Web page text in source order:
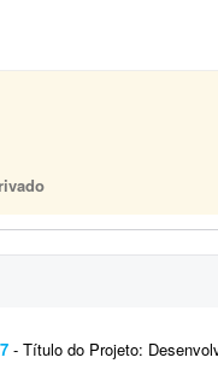
- Título do Projeto: Desenvolvedor Android Sênior (Kotlin)